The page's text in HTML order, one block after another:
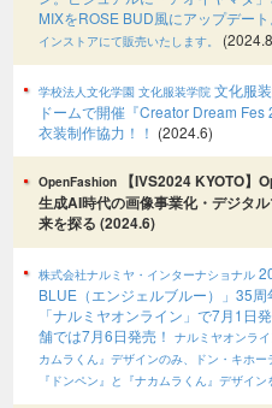
MIXをROSE BUD風にアップデート
インストアにて販売いたします。
学校法人文化学園 文化服装学院 文化服
ドームで開催『Creator Dream
衣装制作協力！！ (2024.6)
OpenFashion
【IVS2024 KYOTO】
生成AI時代の画像事業化・デジタ
来を探る (2024.6)
株式会社ナルミヤ・インターナショナル
BLUE（エンジェルブルー）」35
「ナルミヤオンライン」で7月1日
舗では7月6日発売！ ナルミヤオンラ
カムラくん』デザインのみ、ドン・キホ
『ドンペン』と『ナカムラくん』デザイン